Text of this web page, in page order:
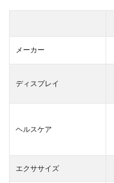
メーカー
ディスプレイ
ヘルスケア
エクササイズ